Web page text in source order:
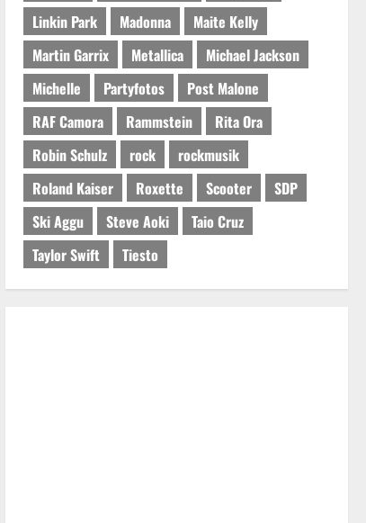
Linkin Park
Madonna
Maite Kelly
Martin Garrix
Metallica
Michael Jackson
Michelle
Partyfotos
Post Malone
RAF Camora
Rammstein
Rita Ora
Robin Schulz
rock
rockmusik
Roland Kaiser
Roxette Scooter
SDP
Ski Aggu
Steve Aoki
Taio Cruz
Taylor Swift
Tiesto